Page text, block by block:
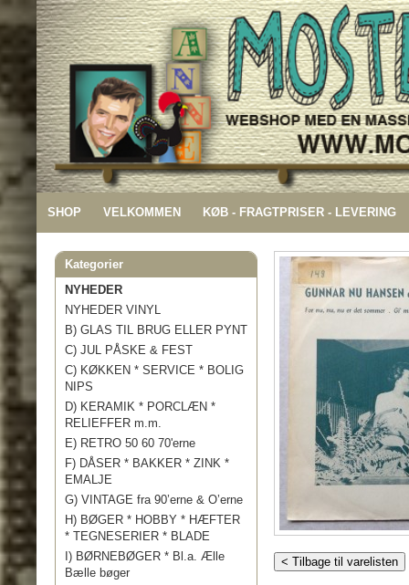
SHOP VELKOMMEN KØB - FRAGTPRISER - LEVERING
Kategorier
NYHEDER
NYHEDER VINYL
B) GLAS TIL BRUG ELLER PYNT
C) JUL PÅSKE & FEST
C) KØKKEN * SERVICE * BOLIG
NIPS
D) KERAMIK * PORCLÆN *
RELIEFFER m.m.
E) RETRO 50 60 70'erne
F) DÅSER * BAKKER * ZINK *
EMALJE
G) VINTAGE fra 90’erne & O’erne
H) BØGER * HOBBY * HÆFTER
* TEGNESERIER * BLADE
I) BØRNEBØGER * Bl.a. Ælle
Bælle bøger
< Tilbage til varelisten